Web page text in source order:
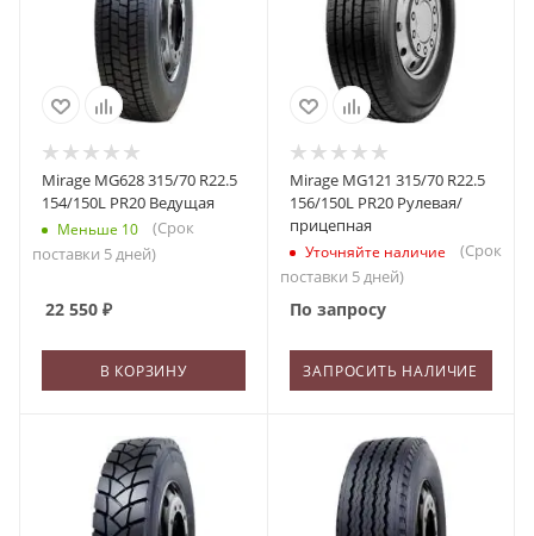
Mirage MG628 315/70 R22.5
154/150L PR20 Ведущая
Меньше 10
(Срок
поставки 5 дней)
22 550 ₽
В КОРЗИНУ
Mirage MG121 315/70 R22.5
156/150L PR20 Рулевая/
прицепная
Уточняйте наличие
(Срок
поставки 5 дней)
По запросу
ЗАПРОСИТЬ НАЛИЧИЕ